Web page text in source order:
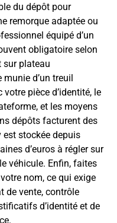
du dépôt pour
remorque adaptée ou
équipé d’un
obligatoire selon
sur plateau
d’un treuil
pièce d’identité, le
et les moyens
dépôts facturent des
stockée depuis
d’euros à régler sur
véhicule. Enfin, faites
nom, ce qui exige
de vente, contrôle
d’identité et de